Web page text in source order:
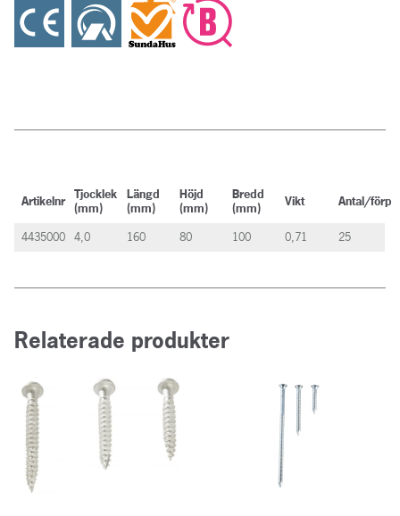
Artikelnr Tjocklek
(mm)
Längd
(mm)
Höjd
(mm)
Bredd
(mm)
Vikt Antal/förp
4435000 4,0 160 80 100 0,71 25
Relaterade produkter